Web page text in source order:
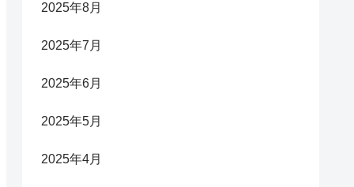
2025年8月
2025年7月
2025年6月
2025年5月
2025年4月